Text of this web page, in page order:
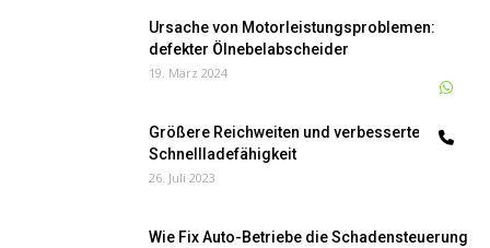
Ursache von Motorleistungsproblemen:
defekter Ölnebelabscheider
19. März 2024
Größere Reichweiten und verbesserte
Schnellladefähigkeit
26. Juli 2023
Wie Fix Auto-Betriebe die Schadensteuerung